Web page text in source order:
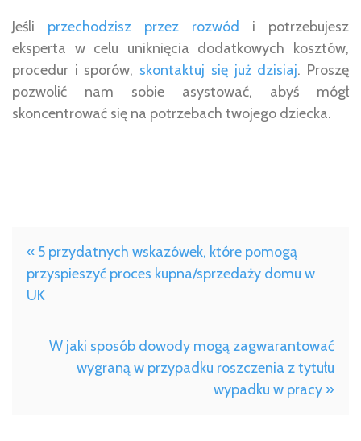
Jeśli przechodzisz przez rozwód
i potrzebujesz
eksperta w celu uniknięcia dodatkowych kosztów,
procedur i sporów, skontaktuj się już dzisiaj. Proszę
pozwolić nam sobie asystować, abyś mógł
skoncentrować się na potrzebach twojego dziecka.
« 5 przydatnych wskazówek, które pomogą
przyspieszyć proces kupna/sprzedaży domu w
UK
W jaki sposób dowody mogą zagwarantować
wygraną w przypadku roszczenia z tytułu
wypadku w pracy »